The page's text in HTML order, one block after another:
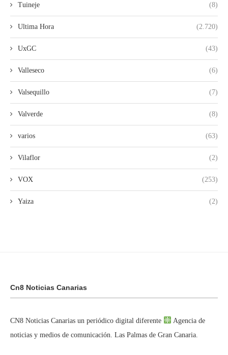
Tuineje (8)
Ultima Hora (2.720)
UxGC (43)
Valleseco (6)
Valsequillo (7)
Valverde (8)
varios (63)
Vilaflor (2)
VOX (253)
Yaiza (2)
Cn8 Noticias Canarias
CN8 Noticias Canarias un periódico digital diferente
Agencia de
noticias y medios de comunicación. Las Palmas de Gran Canaria.